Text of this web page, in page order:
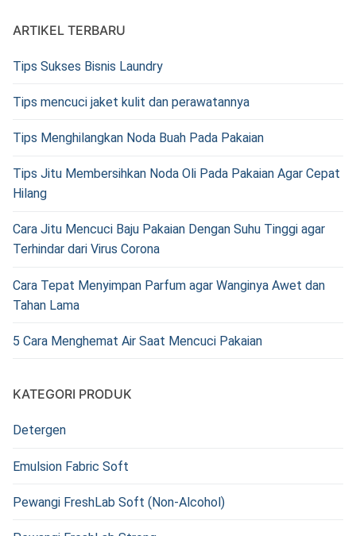
ARTIKEL TERBARU
Tips Sukses Bisnis Laundry
Tips mencuci jaket kulit dan perawatannya
Tips Menghilangkan Noda Buah Pada Pakaian
Tips Jitu Membersihkan Noda Oli Pada Pakaian Agar Cepat
Hilang
Cara Jitu Mencuci Baju Pakaian Dengan Suhu Tinggi agar
Terhindar dari Virus Corona
Cara Tepat Menyimpan Parfum agar Wanginya Awet dan
Tahan Lama
5 Cara Menghemat Air Saat Mencuci Pakaian
KATEGORI PRODUK
Detergen
Emulsion Fabric Soft
Pewangi FreshLab Soft (Non-Alcohol)